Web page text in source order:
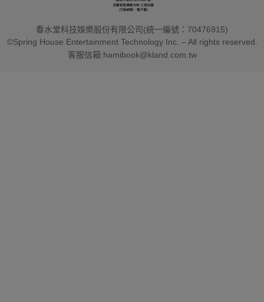
春水堂科技娛樂股份有限公司(統一編號：70476915)
©Spring House Entertainment Technology Inc. – All rights reserved.
客服信箱:hamibook@kland.com.tw